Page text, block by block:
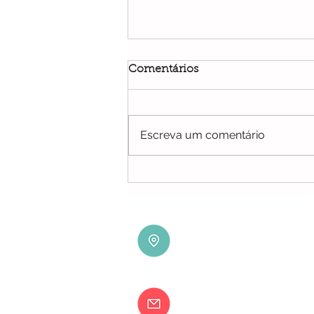
Comentários
Escreva um comentário